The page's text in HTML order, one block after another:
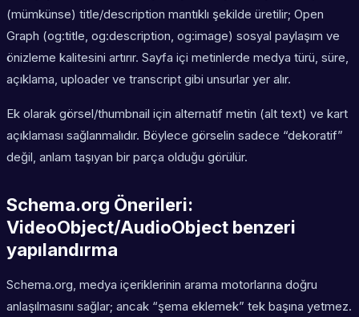
(mümkünse) title/description mantıklı şekilde üretilir; Open
Graph (og:title, og:description, og:image) sosyal paylaşım ve
önizleme kalitesini artırır. Sayfa içi metinlerde medya türü, süre,
açıklama, uploader ve transcript gibi unsurlar yer alır.
Ek olarak görsel/thumbnail için alternatif metin (alt text) ve kart
açıklaması sağlanmalıdır. Böylece görselin sadece “dekoratif”
değil, anlam taşıyan bir parça olduğu görülür.
Schema.org Önerileri:
VideoObject/AudioObject benzeri
yapılandırma
Schema.org, medya içeriklerinin arama motorlarına doğru
anlaşılmasını sağlar; ancak “şema eklemek” tek başına yetmez.